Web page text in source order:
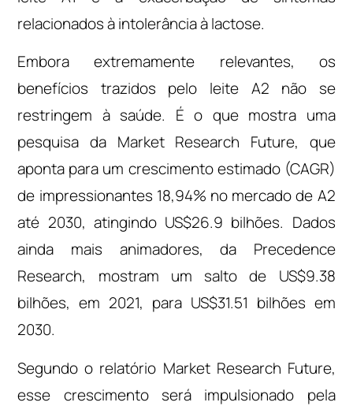
relacionados à intolerância à lactose.
Embora extremamente relevantes, os
benefícios trazidos pelo leite A2 não se
restringem à saúde. É o que mostra uma
pesquisa da Market Research Future, que
aponta para um crescimento estimado (CAGR)
de impressionantes 18,94% no mercado de A2
até 2030, atingindo US$26.9 bilhões. Dados
ainda mais animadores, da Precedence
Research, mostram um salto de US$9.38
bilhões, em 2021, para US$31.51 bilhões em
2030.
Segundo o relatório Market Research Future,
esse crescimento será impulsionado pela